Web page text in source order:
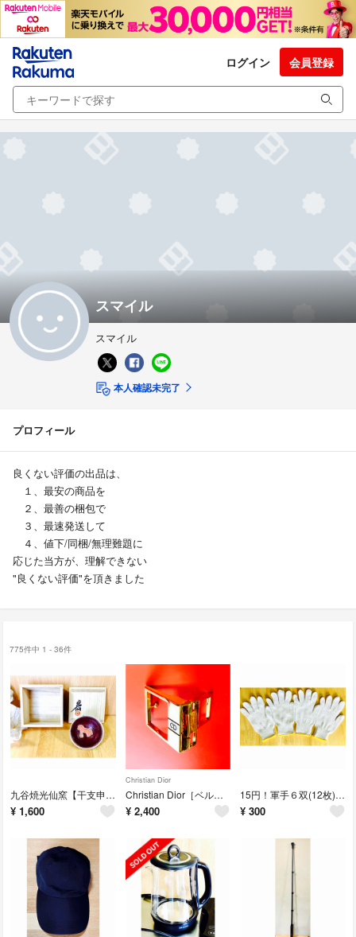
ログイン 会員登録
スマイル
スマイル
本人確認未完了
プロフィール
良くない評価の出品は、
１、最安の商品を
２、最善の梱包で
３、最速発送して
４、値下/同梱/無理難題に
応じた当方が、理解できない
"良くない評価"を頂きました
775件中 1 - 36件
九谷焼光仙窯【干支申酒盃】酒盃縁起／盃／お猪口／ぐい呑み／小鉢／豆皿／新
¥ 1,600
Christian Dior
Christian Dior［ベルト用バックル］45×33 タグ付き仏製
¥ 2,400
15円！軍手６双(12枚)に増量！整備/掃除/家庭菜園/防災常備/作業手袋新
¥ 300